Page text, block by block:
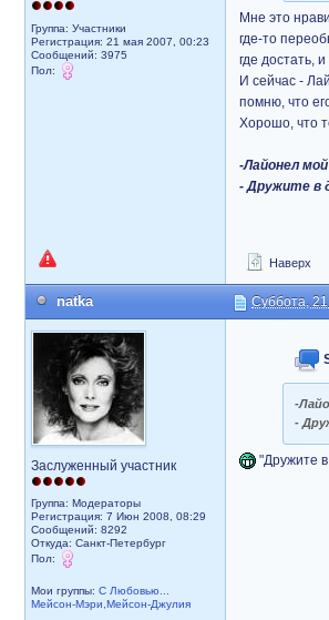
Группа: Участники
Регистрация: 21 мая 2007, 00:23
Сообщений: 3975
Пол:
Мне это
где-то
где достать,
И сейчас -
помню, что
Хорошо, что
-Лайонел
- Дружите в
Наверх
natka Суббота,
Заслуженный участник
Группа: Модераторы
Регистрация: 7 Июн 2008, 08:29
Сообщений: 8292
Откуда: Санкт-Петербург
Пол:
Мои группы: С Любовью...
Мейсон-Мэри,Мейсон-Джулия
-
-
"Дружите